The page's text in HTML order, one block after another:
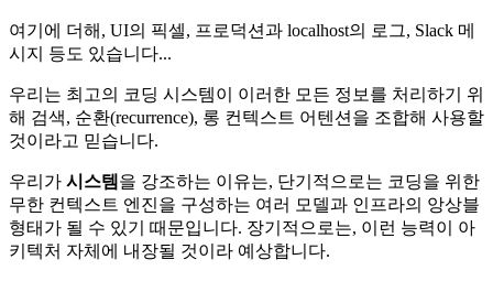
여기에 더해, UI의 픽셀, 프로덕션과 localhost의 로그, Slack 메
시지 등도 있습니다...
우리는 최고의 코딩 시스템이 이러한 모든 정보를 처리하기 위
해 검색, 순환(recurrence), 롱 컨텍스트 어텐션을 조합해 사용할
것이라고 믿습니다.
우리가 시스템 을 강조하는 이유는, 단기적으로는 코딩을 위한
무한 컨텍스트 엔진을 구성하는 여러 모델과 인프라의 앙상블
형태가 될 수 있기 때문입니다. 장기적으로는, 이런 능력이 아
키텍처 자체에 내장될 것이라 예상합니다.